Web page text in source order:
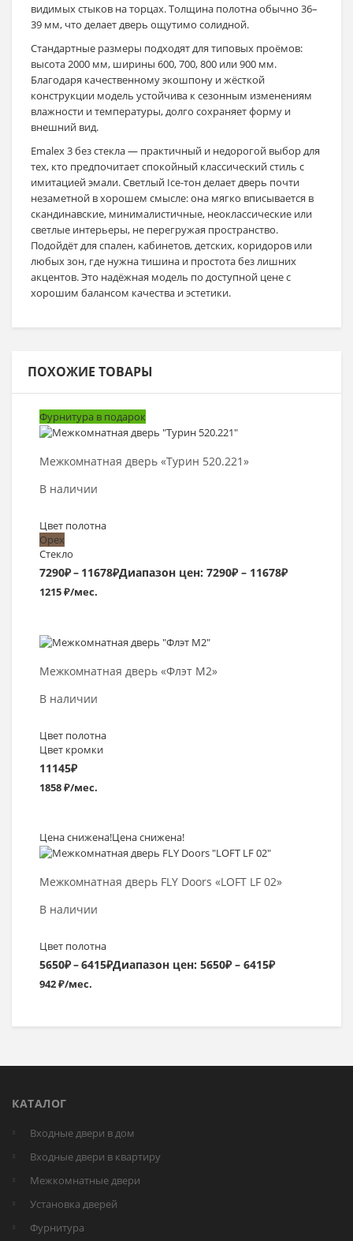
видимых стыков на торцах. Толщина полотна обычно 36–
39 мм, что делает дверь ощутимо солидной.
Стандартные размеры подходят для типовых проёмов:
высота 2000 мм, ширины 600, 700, 800 или 900 мм.
Благодаря качественному экошпону и жёсткой
конструкции модель устойчива к сезонным изменениям
влажности и температуры, долго сохраняет форму и
внешний вид.
Emalex 3 без стекла — практичный и недорогой выбор для
тех, кто предпочитает спокойный классический стиль с
имитацией эмали. Светлый Ice-тон делает дверь почти
незаметной в хорошем смысле: она мягко вписывается в
скандинавские, минималистичные, неоклассические или
светлые интерьеры, не перегружая пространство.
Подойдёт для спален, кабинетов, детских, коридоров или
любых зон, где нужна тишина и простота без лишних
акцентов. Это надёжная модель по доступной цене с
хорошим балансом качества и эстетики.
ПОХОЖИЕ ТОВАРЫ
Фурнитура в подарок
Межкомнатная дверь «Турин 520.221»
В наличии
Цвет полотна
Орех
Стекло
7290₽– 11678₽Диапазон цен: 7290₽ – 11678₽
1215 ₽/мес.
Выбрать >
Межкомнатная дверь «Флэт М2»
В наличии
Цвет полотна
Цвет кромки
11145₽
1858 ₽/мес.
Выбрать >
Цена снижена!Цена снижена!
Межкомнатная дверь FLY Doors «LOFT LF 02»
В наличии
Цвет полотна
5650₽–6415₽Диапазон цен: 5650₽ – 6415₽
942 ₽/мес.
Выбрать >
КАТАЛОГ
Входные двери в дом
Входные двери в квартиру
Межкомнатные двери
Установка дверей
Фурнитура